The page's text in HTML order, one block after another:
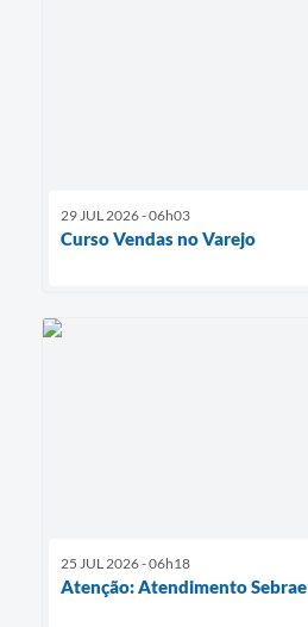
29 JUL 2026 - 06h03
Curso Vendas no Varejo
25 JUL 2026 - 06h18
Atenção: Atendimento Sebrae